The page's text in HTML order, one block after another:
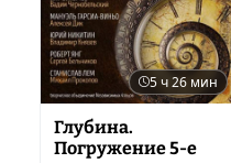
5 ч 26 мин
Глубина.
Погружение 5-е